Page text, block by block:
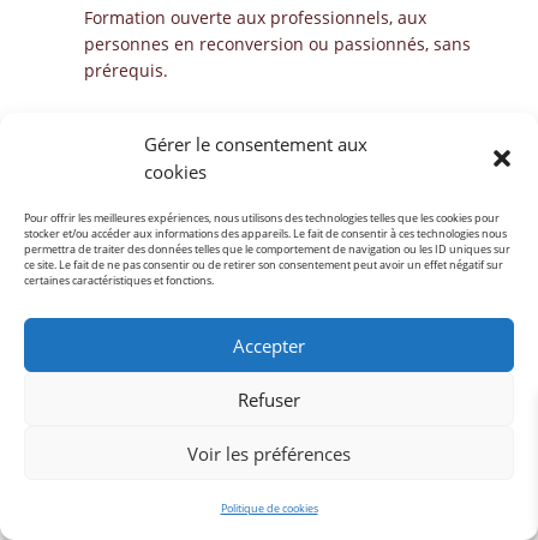
Gérer le consentement aux
cookies
Pour offrir les meilleures expériences, nous utilisons des technologies telles que les cookies pour
stocker et/ou accéder aux informations des appareils. Le fait de consentir à ces technologies nous
permettra de traiter des données telles que le comportement de navigation ou les ID uniques sur
ce site. Le fait de ne pas consentir ou de retirer son consentement peut avoir un effet négatif sur
certaines caractéristiques et fonctions.
Accepter
Refuser
Voir les préférences
Politique de cookies
Formation ouverte aux professionnels, aux
personnes en reconversion ou passionnés, sans
prérequis.
Tremplin pour ta réussite
Certification reconnue et forte réputation locale,
pour booster votre activité dans le bien-être.